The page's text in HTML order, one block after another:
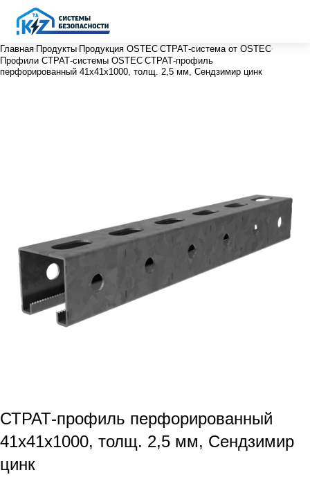
Главная Продукты Продукция OSTEC СТРАТ-система от OSTEC
Профили СТРАТ-системы OSTEC СТРАТ-профиль
перфорированный 41х41х1000, толщ. 2,5 мм, Сендзимир цинк
СТРАТ-профиль перфорированный
41х41х1000, толщ. 2,5 мм, Сендзимир
цинк